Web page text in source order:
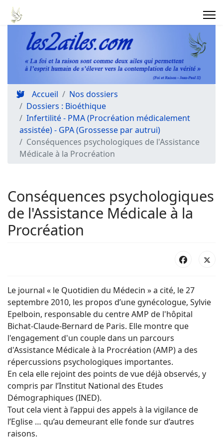
Accueil
Nos dossiers
Dossiers : Bioéthique
Infertilité - PMA (Procréation médicalement
assistée) - GPA (Grossesse par autrui)
Conséquences psychologiques de l'Assistance
Médicale à la Procréation
Conséquences psychologiques
de l'Assistance Médicale à la
Procréation
Le journal « le Quotidien du Médecin » a cité, le 27
septembre 2010, les propos d’une gynécologue, Sylvie
Epelboin, responsable du centre AMP de l'hôpital
Bichat-Claude-Bernard de Paris. Elle montre que
l'engagement d'un couple dans un parcours
d'Assistance Médicale à la Procréation (AMP) a des
répercussions psychologiques importantes.
En cela elle rejoint des points de vue déjà observés, y
compris par l’Institut National des Etudes
Démographiques (INED).
Tout cela vient à l’appui des appels à la vigilance de
l’Eglise … qu’au demeurant elle fonde sur d’autres
raisons.